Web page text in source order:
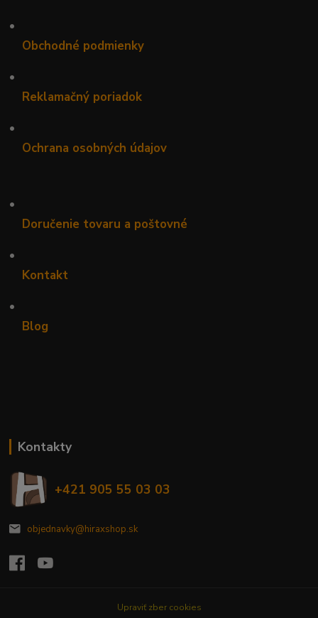
•
Obchodné podmienky
•
Reklamačný poriadok
•
Ochrana osobných údajov
•
Doručenie tovaru a poštovné
•
Kontakt
•
Blog
Kontakty
+421 905 55 03 03
objednavky@hiraxshop.sk
Upraviť zber cookies